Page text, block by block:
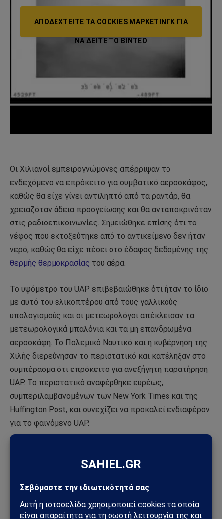
ΑΠΟΔΕΧΤΕΊΤΕ ΤΑ COOKIES ΜΆΡΚΕΤΙΝΓΚ ΓΙΑ
ΝΑ ΔΕΊΤΕ ΤΟ ΒΙΝΤΕΟ
Οι Χιλιανοί εμπειρογνώμονες απέρριψαν το
ενδεχόμενο να επρόκειτο για συμβατικό αεροσκάφος,
καθώς θα είχε γίνει αντιληπτό από τα ραντάρ, θα
χρειαζόταν άδεια προσγείωσης και θα ανταποκρινόταν
στις ραδιοεπικοινωνίες. Σημειώθηκε επίσης ότι το
νέφος που εκτοξεύτηκε από το αντικείμενο δεν ήταν
νερό, καθώς θα είχε πέσει στο έδαφος δεδομένης της
θερμής θερμοκρασίας του αέρα.
Το υψόμετρο του UAP επιβεβαιώθηκε ότι ήταν το ίδιο
με αυτό του ελικοπτέρου από τους γαλλικούς
υπολογισμούς και οι μετεωρολόγοι απέκλεισαν τα
μετεωρολογικά μπαλόνια και τα μη επανδρωμένα
αεροσκάφη. Το Πολεμικό Ναυτικό και η κυβέρνηση της
Χιλής διερεύνησαν το περιστατικό και κατέληξαν στο
συμπέρασμα ότι επρόκειτο για ανεξήγητη παρατήρηση
UAP. Το περιστατικό αναφέρθηκε ευρέως,
συμπεριλαμβανομένων των New York Times και της
Huffington Post, και συνεχίζει να προκαλεί ενδιαφέρον
για το φαινόμενο UAP.
UAP μοιάζει με άλλες αναφερθείσες εμφανίσεις σε
περιστατικού Tic Tac του Πολεμικού Ναυτικού των
ΗΠΑ, το οποίο καταγράφηκε σε βίντεο από μαχητικά
αεροσκάφη F/A-18 το 2004. Ωστόσο, το βίντεο από τη